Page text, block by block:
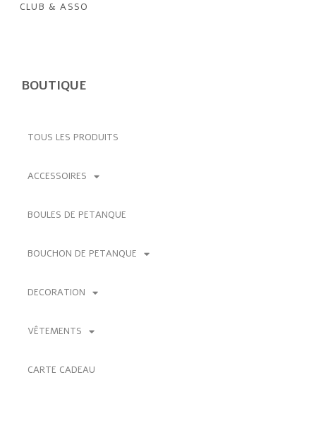
CLUB & ASSO
BOUTIQUE
TOUS LES PRODUITS
ACCESSOIRES
BOULES DE PETANQUE
BOUCHON DE PETANQUE
DECORATION
VÊTEMENTS
CARTE CADEAU